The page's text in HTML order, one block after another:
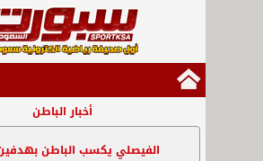
أخبار الباطن
الفيصلي يكسب الباطن